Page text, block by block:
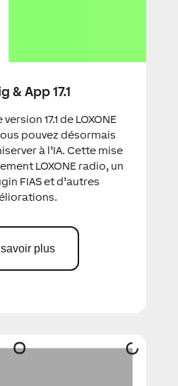
& App 17.1
17.1 de LOXONE
pouvez désormais
à l’IA. Cette mise
LOXONE radio, un
FIAS et d’autres
plus